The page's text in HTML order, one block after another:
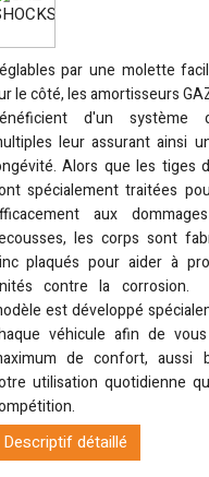
par une molette
le côté, les amortisseurs
d'un système
leur assurant ainsi
Alors que les tiges
spécialement traitées
aux
les corps sont
plaqués pour aider à
contre la
est développé
véhicule afin de
de confort, aussi
utilisation quotidienne
Descriptif détaillé